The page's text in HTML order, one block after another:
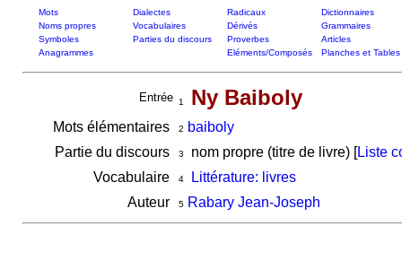
Mots Dialectes Radicaux
Dictionnaires
Noms propres
Vocabulaires Dérivés
Grammaires
Symboles
Parties du discours Proverbes
Articles
Anagrammes
Eléments/Composés Planches et Tables
Entrée 1 Ny Baiboly
Mots élémentaires 2
baiboly
Partie du discours
3 nom propre (titre de livre) [Liste
Vocabulaire
4
Littérature: livres
Auteur
5 Rabary Jean-Joseph